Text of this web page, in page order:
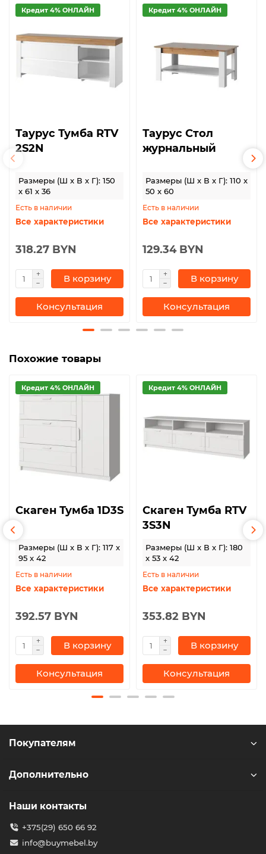
Кредит 4% ОНЛАЙН
Таурус Тумба RTV
2S2N
Размеры (Ш x В x Г): 150
x 61 x 36
Есть в наличии
Все характеристики
318.27 BYN
В корзину
Консультация
Кредит 4% ОНЛАЙН
Таурус Стол
журнальный
Размеры (Ш x В x Г): 110 x
50 x 60
Есть в наличии
Все характеристики
129.34 BYN
В корзину
Консультация
Похожие товары
Кредит 4% ОНЛАЙН
Скаген Тумба 1D3S
Размеры (Ш x В x Г): 117 x
95 x 42
Есть в наличии
Все характеристики
392.57 BYN
В корзину
Консультация
Кредит 4% ОНЛАЙН
Скаген Тумба RTV
3S3N
Размеры (Ш x В x Г): 180
x 53 x 42
Есть в наличии
Все характеристики
353.82 BYN
В корзину
Консультация
Покупателям
Дополнительно
Наши контакты
+375(29) 650 66 92
info@buymebel.by